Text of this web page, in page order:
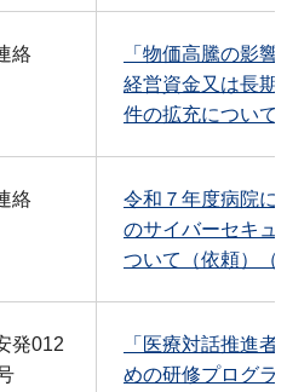
絡
「物価高騰の影
経営資金又は長期
件の拡充について
絡
令和７年度病院に
のサイバーセキュ
ついて（依頼）（
発012
「医療対話推進
めの研修プログ